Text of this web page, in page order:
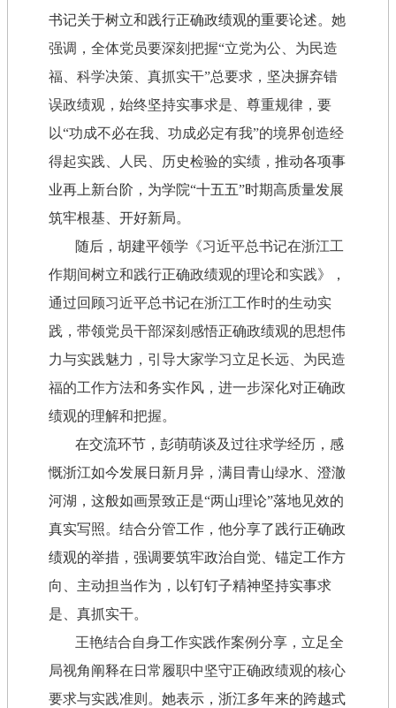
书记关于树立和践行正确政绩观的重要论述。 她
强调，全体党员要深刻把握“立党为公、为民造
福、科学决策、真抓实干”总要求，坚决摒弃错
误政绩观，始终坚持实事求是、尊重规律，要
以“功成不必在我、功成必定有我”的境界创造经
得起实践、人民、历史检验的实绩， 推动各项事
业再上新台阶，为学院“十五五”时期高质量发展
筑牢根基、开好新局。
随后，胡建平领学《习近平总书记在浙江工
作期间树立和践行正确政绩观的理论和实践》
，
通过回顾习近平总书记在浙江工作时的生动实
践，带领党员干部深刻感悟正确政绩观的思想伟
力与实践魅力，引导大家学习立足长远、为民造
福的工作方法和务实作风，进一步深化对正确政
绩观的理解和把握。
在交流环节，彭萌萌谈及过往求学经历 ，感
慨浙江如今发展日新月异，满目青山绿水、澄澈
河湖，这般如画景致正是“两山理论”落地见效的
真实写照。结合分管工作，他分享了践行正确政
绩观的举措，强调要筑牢政治自觉、锚定工作方
向、主动担当作为，以钉钉子精神坚持实事求
是、真抓实干。
王艳结合自身工作实践作案例分享，立足全
局视角阐释在日常履职中坚守正确政绩观的核心
要求与实践准则。 她表示，浙江多年来的跨越式